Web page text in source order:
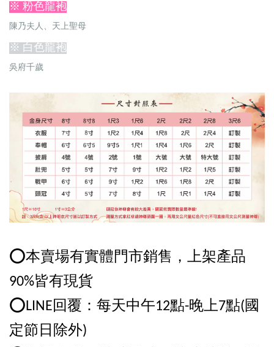
※ 粉色龍袍
陳乃夫人、天上聖母
※ 白色龍袍
吳府千歲
⭕️本賣場有實體門市銷售，上架產品
90%皆有現貨
⭕️LINE回覆：每天中午12點-晚上7點(國
定節日除外)